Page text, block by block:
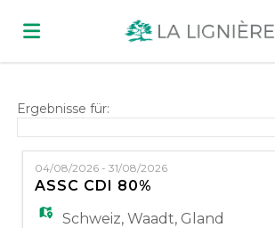
Stellen
Lebenslauf
Ergebnisse für:
04/08/2026 - 31/08/2026
ASSC CDI 80%
Schweiz,Waadt, Gland